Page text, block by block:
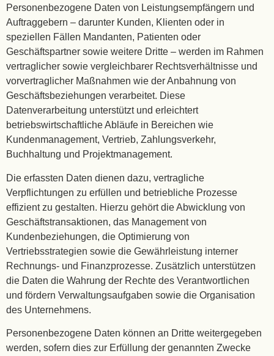
Personenbezogene Daten von Leistungsempfängern und
Auftraggebern – darunter Kunden, Klienten oder in
speziellen Fällen Mandanten, Patienten oder
Geschäftspartner sowie weitere Dritte – werden im Rahmen
vertraglicher sowie vergleichbarer Rechtsverhältnisse und
vorvertraglicher Maßnahmen wie der Anbahnung von
Geschäftsbeziehungen verarbeitet. Diese
Datenverarbeitung unterstützt und erleichtert
betriebswirtschaftliche Abläufe in Bereichen wie
Kundenmanagement, Vertrieb, Zahlungsverkehr,
Buchhaltung und Projektmanagement.
Die erfassten Daten dienen dazu, vertragliche
Verpflichtungen zu erfüllen und betriebliche Prozesse
effizient zu gestalten. Hierzu gehört die Abwicklung von
Geschäftstransaktionen, das Management von
Kundenbeziehungen, die Optimierung von
Vertriebsstrategien sowie die Gewährleistung interner
Rechnungs- und Finanzprozesse. Zusätzlich unterstützen
die Daten die Wahrung der Rechte des Verantwortlichen
und fördern Verwaltungsaufgaben sowie die Organisation
des Unternehmens.
Personenbezogene Daten können an Dritte weitergegeben
werden, sofern dies zur Erfüllung der genannten Zwecke